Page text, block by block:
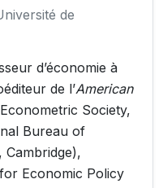
de
d’économie à
de l’American
Society,
Bureau of
Cambridge),
Economic Policy